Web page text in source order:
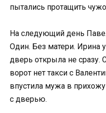
пытались протащить
На следующий день
Один. Без матери. Ирина
дверь открыла не сразу.
ворот нет такси с
впустила мужа в
с дверью.